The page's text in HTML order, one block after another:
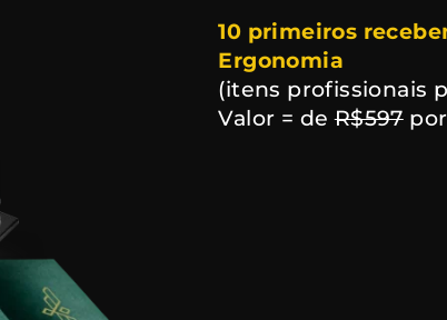
10 primeiros
Ergonomia
(itens profissionais
Valor = deR$597por